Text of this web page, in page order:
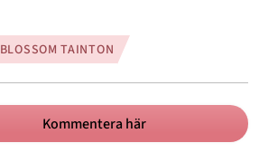
BLOSSOM TAINTON
Kommentera här